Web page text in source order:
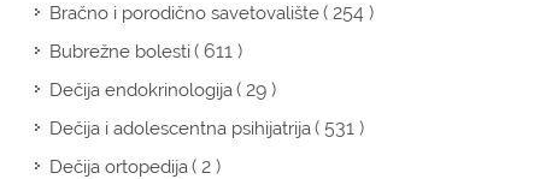
Bračno i porodično savetovalište( 254 )
Bubrežne bolesti( 611 )
Dečija endokrinologija( 29 )
Dečija i adolescentna psihijatrija( 531 )
Dečija ortopedija( 2 )